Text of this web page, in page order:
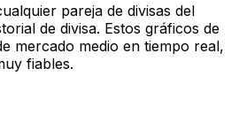
pareja de divisas del
de divisa. Estos gráficos de
mercado medio en tiempo real,
fiables.